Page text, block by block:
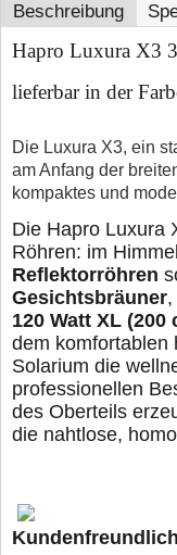
Beschreibung
Hapro Luxura X3
lieferbar in der
Die Luxura X3, ein
am Anfang der
kompaktes und
Die Hapro Luxura
Röhren: im
Reflektorröhren
Gesichtsbräuner
120 Watt XL (200
dem komfortablen
Solarium die
professionellen
des Oberteils
die nahtlose,